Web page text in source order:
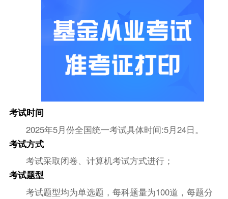
考试时间
2025年5月份全国统一考试具体时间:5月24日。
考试方式
考试采取闭卷、计算机考试方式进行；
考试题型
考试题型均为单选题，每科题量为100道，每题分